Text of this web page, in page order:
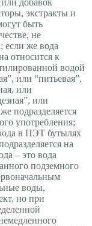
экстракты и
быть
не
если же вода
относится к
водой
или “питьевая”,
или
или
подразделяется
употребления;
в ПЭТ бутылях
на
– это вода
подземного
воды,
но при